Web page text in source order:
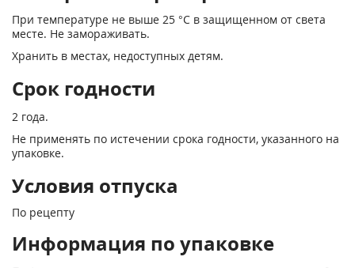
При температуре не выше 25 °С в защищенном от света
месте. Не замораживать.
Хранить в местах, недоступных детям.
Срок годности
2 года.
Не применять по истечении срока годности, указанного на
упаковке.
Условия отпуска
По рецепту
Информация по упаковке